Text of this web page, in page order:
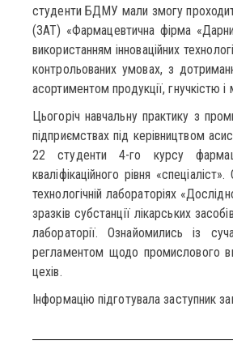
студенти БДМУ мали змогу
(ЗАТ) «Фармацевтична фірма
використанням інноваційних
контрольованих умовах, з
асортиментом продукції, гнучкістю
Цьогоріч навчальну практику з
підприємствах під керівництвом
22 студенти 4-го курсу
кваліфікаційного рівня
технологічній лабораторіях
зразків субстанції лікарських
лабораторії. Ознайомились із
регламентом щодо промислового
цехів.
Інформацію підготувала заступник